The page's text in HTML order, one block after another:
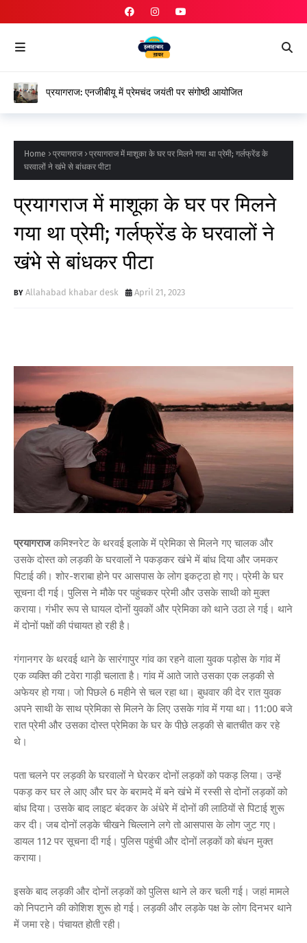
प्रयागराज: एनजीबीयू में प्रेमचंद जयंती पर संगोष्ठी आयोजित
Home प्रयागराज
प्रयागराज में माशूका के घर पर मिलने गया था प्रेमी; गर्लफ्रेंड के
घरवालों ने खंभे से बांधकर पीटा
प्रयागराज में माशूका के घर पर मिलने
गया था प्रेमी; गर्लफ्रेंड के घरवालों ने
खंभे से बांधकर पीटा
Allahabad khabar desk April 21, 2023
प्रयागराजकमिश्नरेट के थरवई इलाके में प्रेमिका से मिलने गए चालक और
उसके दोस्त को लड़की के घरवालों ने पकड़कर खंभे में बांध दिया और जमकर
पिटाई की। शोर-शराबा होने पर आसपास के लोग इकट्ठा हो गए। प्रेमी के घर
सूचना दी गई। पुलिस ने मौके पर पहुंचकर प्रेमी और उसके साथी को मुक्त
कराया। गंभीर रूप से घायल दोनों युवकों और प्रेमिका को थाने उठा ले गई। थाने
में दोनों पक्षों की पंचायत हो रही है।
गंगानगर के थरवई थाने के सारंगापुर गांव का रहने वाला युवक पड़ोस के गांव में
एक व्यक्ति की टवेरा गाड़ी चलाता है। गांव में आते जाते उसका एक लड़की से
अफेयर हो गया। जो पिछले 6 महीने से चल रहा था। बुधवार की देर रात युवक
अपने साथी के साथ प्रेमिका से मिलने के लिए उसके गांव में गया था। 11:00 बजे
रात प्रेमी और उसका दोस्त प्रेमिका के घर के पीछे लड़की से बातचीत कर रहे
थे।
पता चलने पर लड़की के घरवालों ने घेरकर दोनों लड़कों को पकड़ लिया। उन्हें
पकड़ कर घर ले आए और घर के बरामदे में बने खंभे में रस्सी से दोनों लड़कों को
बांध दिया। उसके बाद लाइट बंदकर के अंधेरे में दोनों की लाठियों से पिटाई शुरू
कर दी। जब दोनों लड़के चीखने चिल्लाने लगे तो आसपास के लोग जुट गए।
डायल 112 पर सूचना दी गई। पुलिस पहुंची और दोनों लड़कों को बंधन मुक्त
कराया।
इसके बाद लड़की और दोनों लड़कों को पुलिस थाने ले कर चली गई। जहां मामले
को निपटाने की कोशिश शुरू हो गई। लड़की और लड़के पक्ष के लोग दिनभर थाने
में जमा रहे। पंचायत होती रही।